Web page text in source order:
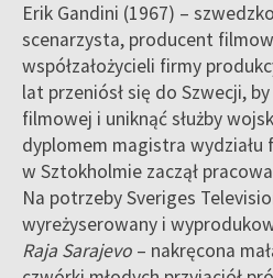
Erik Gandini (1967) –
scenarzysta, producent
współzałożycieli firmy
lat przeniósł się do Szwecji,
filmowej i uniknąć służby
dyplomem magistra
w Sztokholmie zaczął
Na potrzeby Sveriges
wyreżyserowany i
Raja Sarajevo – nakręcona